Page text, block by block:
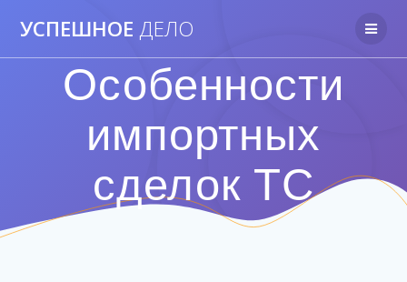
УСПЕШНОЕ ДЕЛО
Особенности
импортных
сделок ТС